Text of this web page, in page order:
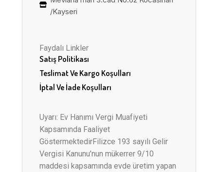
/Kayseri
Faydalı Linkler
Satış Politikası
Teslimat Ve Kargo Koşulları
İptal Ve İade Koşulları
Uyarı: Ev Hanımı Vergi Muafiyeti
Kapsamında Faaliyet
GöstermektedirFilizce 193 sayılı Gelir
Vergisi Kanunu’nun mükerrer 9/10
maddesi kapsamında evde üretim yapan